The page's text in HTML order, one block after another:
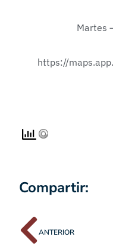
Martes
https://
Compartir:
ANTERIOR